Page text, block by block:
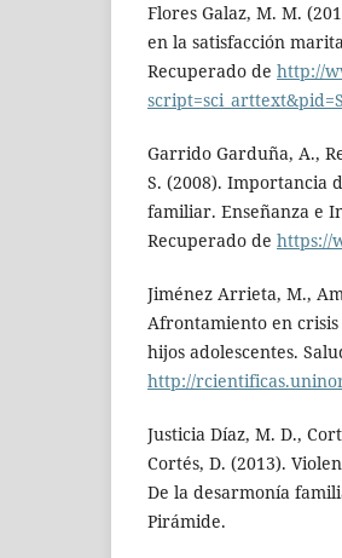
Flores Galaz, M. M.
en la satisfacción
Recuperado de http://
Garrido Garduña, A.,
S. (2008). Importancia
familiar. Enseñanza e
Recuperado de https://
Jiménez Arrieta, M.,
Afrontamiento en
hijos adolescentes.
http://
Justicia Díaz, M. D.,
Cortés, D. (2013).
De la desarmonía
Pirámide.